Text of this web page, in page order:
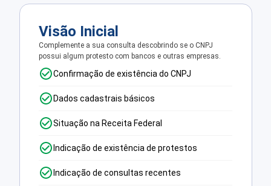
Visão Inicial
Complemente a sua consulta descobrindo se o CNPJ
possui algum protesto com bancos e outras empresas.
Confirmação de existência do CNPJ
Dados cadastrais básicos
Situação na Receita Federal
Indicação de existência de protestos
Indicação de consultas recentes